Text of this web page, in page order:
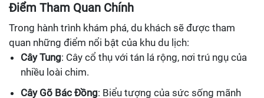
Điểm Tham Quan Chính
Trong hành trình khám phá, du khách sẽ được tham
quan những điểm nổi bật của khu du lịch:
Cây Tung: Cây cổ thụ với tán lá rộng, nơi trú ngụ của
nhiều loài chim.
Cây Gõ Bác Đồng: Biểu tượng của sức sống mãnh